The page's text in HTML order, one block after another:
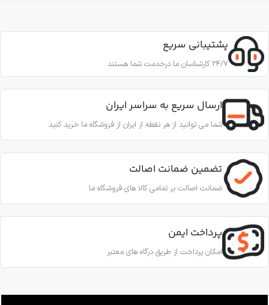
پشتیبانی سریع
24/7 کارشناسان ما درخدمت شما هستند
ارسال سریع به سراسر ایران
شما می توانید از هر نقطه از ایران از فروشگاه ما خرید کنید
تضمین ضمانت اصالت
ضمانت اصالت بر تمامی کالا های فروشگاه ما
پرداخت ایمن
امکان پرداخت از طریق درگاه های معتبر